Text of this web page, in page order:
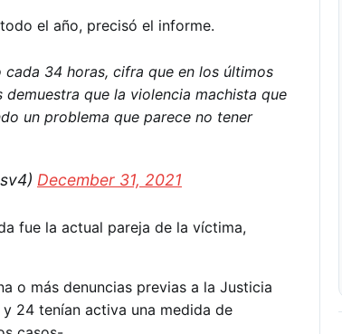
el año, precisó el informe.
34 horas, cifra que en los últimos
que la violencia machista que
un problema que parece no tener
December 31, 2021
fue la actual pareja de la víctima,
o más denuncias previas a la Justicia
24 tenían activa una medida de